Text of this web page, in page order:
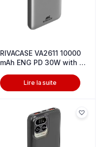
RIVACASE VA2611 10000
mAh ENG PD 30W with 2
Lire la suite